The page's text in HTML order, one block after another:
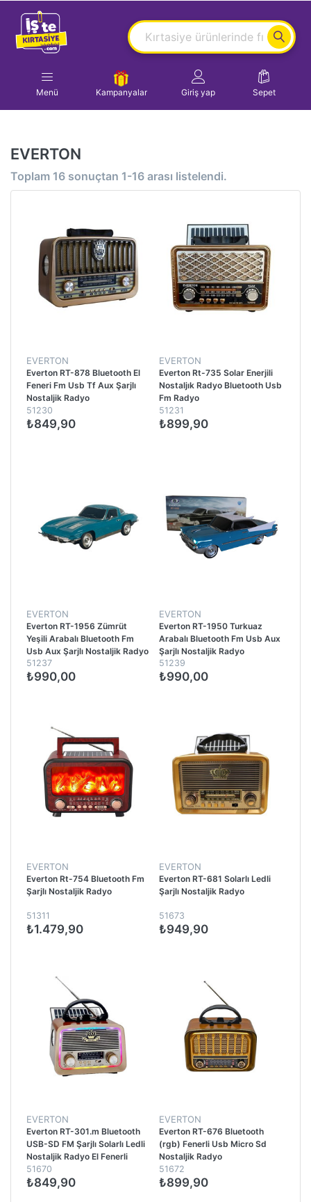
Menü Kampanyalar Giriş yap Sepet
EVERTON
Toplam 16 sonuçtan 1-16 arası listelendi.
EVERTON
Everton RT-878 Bluetooth El
Feneri Fm Usb Tf Aux Şarjlı
Nostaljik Radyo
51230
₺849,90
EVERTON
Everton Rt-735 Solar Enerjili
Nostaljık Radyo Bluetooth Usb
Fm Radyo
51231
₺899,90
EVERTON
Everton RT-1956 Zümrüt
Yeşili Arabalı Bluetooth Fm
Usb Aux Şarjlı Nostaljik Radyo
51237
₺990,00
EVERTON
Everton RT-1950 Turkuaz
Arabalı Bluetooth Fm Usb Aux
Şarjlı Nostaljik Radyo
51239
₺990,00
EVERTON
Everton Rt-754 Bluetooth Fm
Şarjlı Nostaljik Radyo
51311
₺1.479,90
EVERTON
Everton RT-681 Solarlı Ledli
Şarjlı Nostaljik Radyo
51673
₺949,90
EVERTON
Everton RT-301.m Bluetooth
USB-SD FM Şarjlı Solarlı Ledli
Nostaljik Radyo El Fenerli
Radyo
51670
₺849,90
EVERTON
Everton RT-676 Bluetooth
(rgb) Fenerli Usb Micro Sd
Nostaljik Radyo
51672
₺899,90